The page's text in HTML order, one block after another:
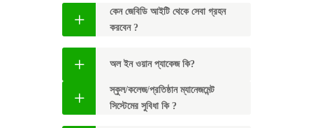
কেন জেবিডি আইটি থেকে সেবা গ্রহন
করবেন ?
অল ইন ওয়ান প্যাকেজ কি?
স্কুল/কলেজ/প্রতিষ্ঠান ম্যানেজমেন্ট
সিস্টেমের সুবিধা কি ?